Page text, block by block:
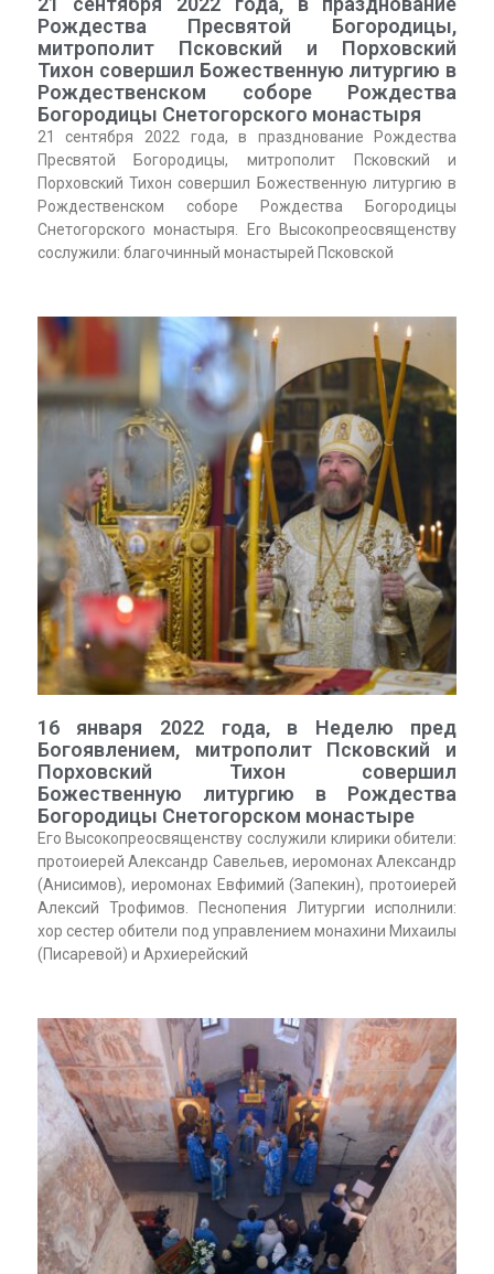
Рождества Пресвятой Богородицы,
митрополит Псковский и Порховский
Тихон совершил Божественную литургию в
Рождественском соборе Рождества
Богородицы Снетогорского монастыря
21 сентября 2022 года, в празднование Рождества
Пресвятой Богородицы, митрополит Псковский и
Порховский Тихон совершил Божественную литургию в
Рождественском соборе Рождества Богородицы
Снетогорского монастыря. Его Высокопреосвященству
сослужили: благочинный монастырей Псковской
16 января 2022 года, в Неделю пред
Богоявлением, митрополит Псковский и
Порховский Тихон совершил
Божественную литургию в Рождества
Богородицы Снетогорском монастыре
Его Высокопреосвященству сослужили клирики обители:
протоиерей Александр Савельев, иеромонах Александр
(Анисимов), иеромонах Евфимий (Запекин), протоиерей
Алексий Трофимов. Песнопения Литургии исполнили:
хор сестер обители под управлением монахини Михаилы
(Писаревой) и Архиерейский